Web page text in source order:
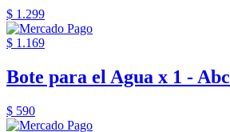
$ 1.299
$ 1.169
Bote para el Agua x 1 - Abc
$ 590